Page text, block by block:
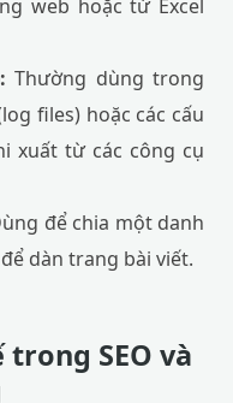
web hoặc từ Excel
Thường dùng trong
files) hoặc các cấu
xuất từ các công cụ
để chia một danh
dàn trang bài viết.
SEO và